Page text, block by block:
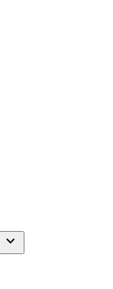
keyboard_arrow_down